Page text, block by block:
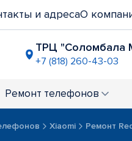
и адресаО
ТРЦ "Соломбала
+7 (818) 260-43-03
+7 (818) 260-41-72
Ремонт телефонов
Xiaomi Ремонт